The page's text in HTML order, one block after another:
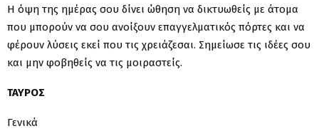
Η όψη της ημέρας σου δίνει ώθηση να δικτυωθείς με άτομα
που μπορούν να σου ανοίξουν επαγγελματικός πόρτες και να
φέρουν λύσεις εκεί που τις χρειάζεσαι. Σημείωσε τις ιδέες σου
και μην φοβηθείς να τις μοιραστείς.
ΤΑΥΡΟΣ
Γενικά